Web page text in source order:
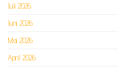
Juli 2026
Juni 2026
Mai 2026
April 2026